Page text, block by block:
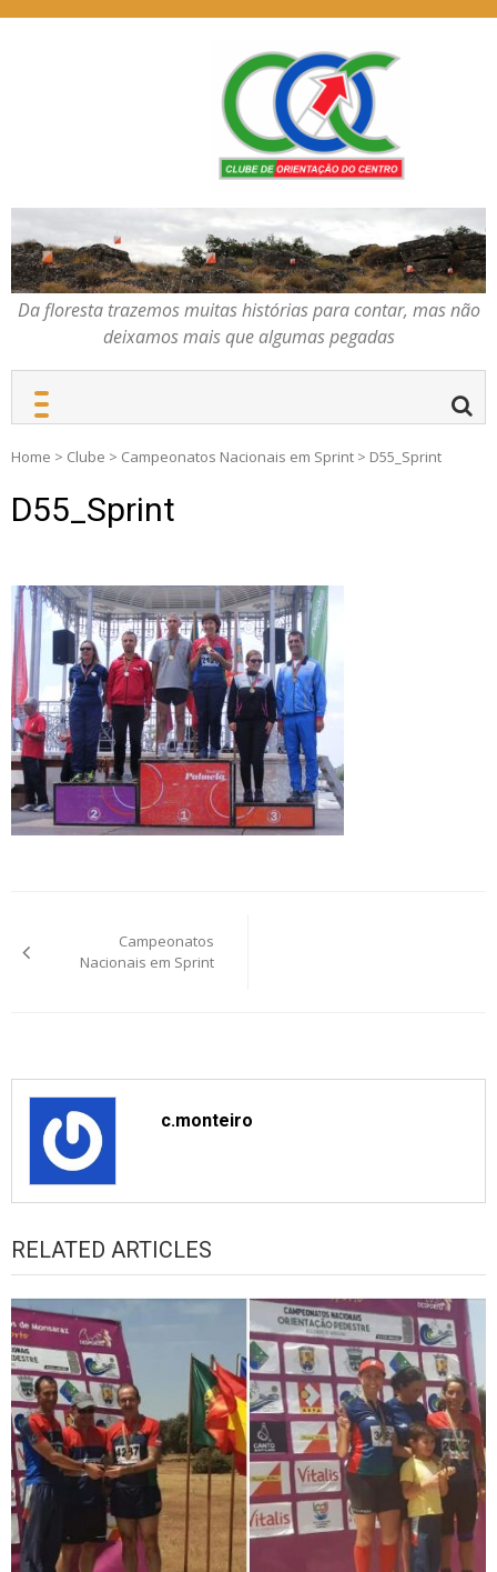
COC – CLUBE DE
ORIENTAÇÃO DO
CENTRO
Da floresta trazemos
muitas histórias para
contar, mas não deixamos
mais que algumas
pegadas
Da floresta trazemos muitas histórias para contar, mas não
deixamos mais que algumas pegadas
Home > Clube > Campeonatos Nacionais em Sprint > D55_Sprint
D55_Sprint
navigation
Campeonatos
Nacionais em Sprint
c.monteiro
RELATED ARTICLES